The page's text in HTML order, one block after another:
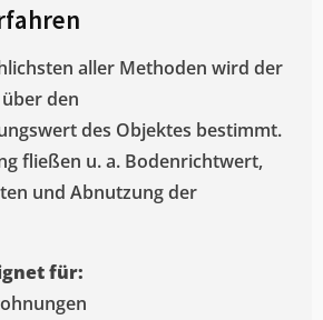
aller Methoden wird der
den
des Objektes bestimmt.
fließen u. a. Bodenrichtwert,
und Abnutzung der
für: